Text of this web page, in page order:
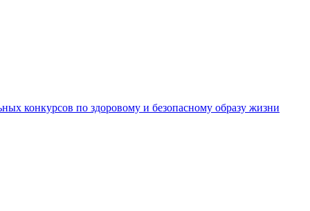
конкурсов по здоровому и безопасному образу жизни